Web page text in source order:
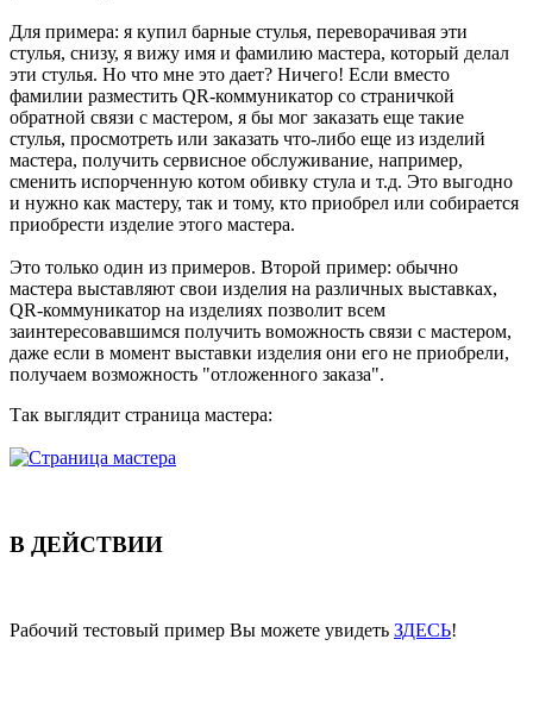
Для примера: я купил барные стулья, переворачивая эти
стулья, снизу, я вижу имя и фамилию мастера, который делал
эти стулья. Но что мне это дает? Ничего! Если вместо
фамилии разместить QR-коммуникатор со страничкой
обратной связи с мастером, я бы мог заказать еще такие
стулья, просмотреть или заказать что-либо еще из изделий
мастера, получить сервисное обслуживание, например,
сменить испорченную котом обивку стула и т.д. Это выгодно
и нужно как мастеру, так и тому, кто приобрел или собирается
приобрести изделие этого мастера.
Это только один из примеров. Второй пример: обычно
мастера выставляют свои изделия на различных выставках,
QR-коммуникатор на изделиях позволит всем
заинтересовавшимся получить воможность связи с мастером,
даже если в момент выставки изделия они его не приобрели,
получаем возможность "отложенного заказа".
Так выглядит страница мастера:
В ДЕЙСТВИИ
Рабочий тестовый пример Вы можете увидеть ЗДЕСЬ!